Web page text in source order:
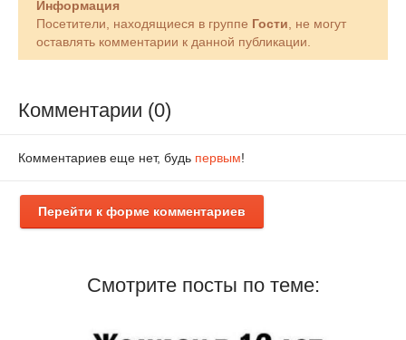
Информация
Посетители, находящиеся в группе Гости , не могут
оставлять комментарии к данной публикации.
Комментарии (0)
Комментариев еще нет, будь первым!
Перейти к форме комментариев
Смотрите посты по теме: